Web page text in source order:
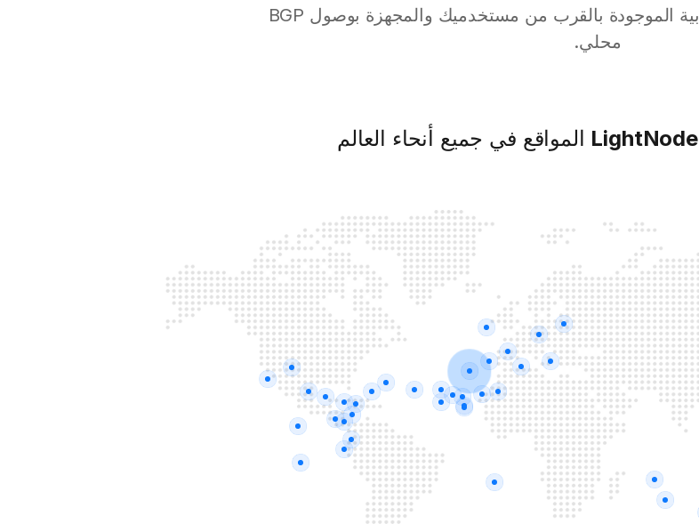
الاستجابة مع خوادم VPS السحابية الموجودة بالقرب من مستخدميك والمجهزة بوصول BGP
محلي.
LightNode المواقع في جميع أنحاء العالم